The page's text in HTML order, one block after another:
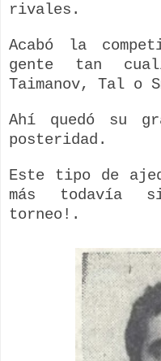
rivales.
Acabó la
gente tan
Taimanov, Tal o
Ahí quedó su
posteridad.
Este tipo de
más todavía
torneo!.